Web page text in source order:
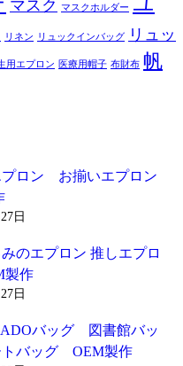
マスク マスクホルダー
リネン リュックインバッグ
リュッ
用エプロン 医療用帽子 布財布 帆
プロン お揃いエプロン
日
のエプロン 推しエプロ
作
日
バッグ 図書館バッ
バッグ OEM製作